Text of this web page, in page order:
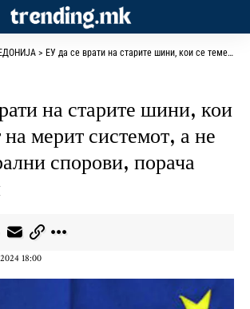
> ЕУ да се врати на старите шини, кои се темелат на мерит системот, а не на билатерални спорови, порача Мицкоски
на старите шини, кои
на мерит системот, а не
спорови, порача
18:00